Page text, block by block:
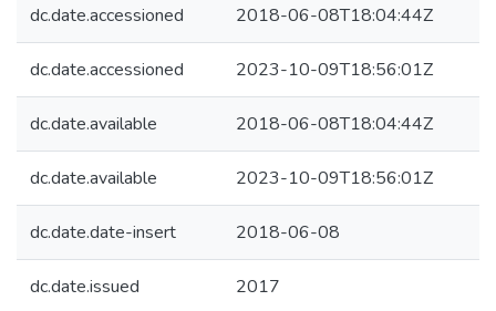
dc.date.accessioned 2018-06-08T18:04:44Z
dc.date.accessioned 2023-10-09T18:56:01Z
dc.date.available 2018-06-08T18:04:44Z
dc.date.available 2023-10-09T18:56:01Z
dc.date.date-insert 2018-06-08
dc.date.issued 2017